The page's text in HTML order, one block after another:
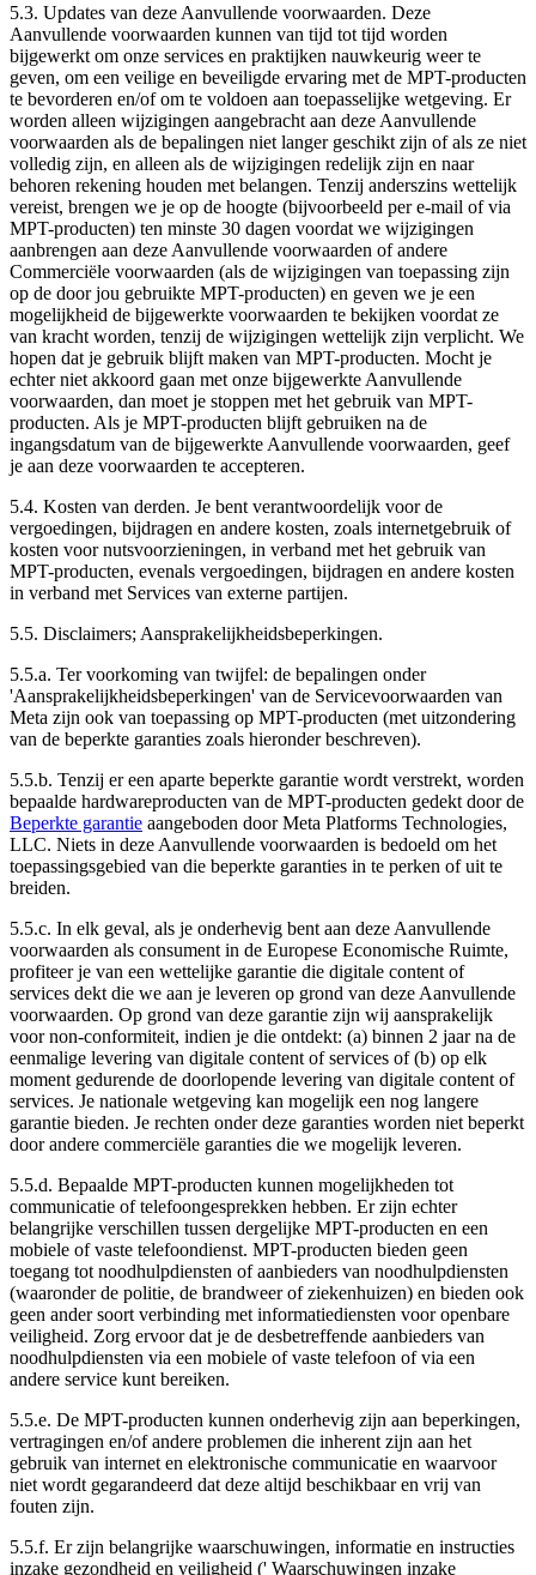
5.3. Updates van deze Aanvullende voorwaarden. Deze
Aanvullende voorwaarden kunnen van tijd tot tijd worden
bijgewerkt om onze services en praktijken nauwkeurig weer te
geven, om een veilige en beveiligde ervaring met de MPT-producten
te bevorderen en/of om te voldoen aan toepasselijke wetgeving. Er
worden alleen wijzigingen aangebracht aan deze Aanvullende
voorwaarden als de bepalingen niet langer geschikt zijn of als ze niet
volledig zijn, en alleen als de wijzigingen redelijk zijn en naar
behoren rekening houden met belangen. Tenzij anderszins wettelijk
vereist, brengen we je op de hoogte (bijvoorbeeld per e-mail of via
MPT-producten) ten minste 30 dagen voordat we wijzigingen
aanbrengen aan deze Aanvullende voorwaarden of andere
Commerciële voorwaarden (als de wijzigingen van toepassing zijn
op de door jou gebruikte MPT-producten) en geven we je een
mogelijkheid de bijgewerkte voorwaarden te bekijken voordat ze
van kracht worden, tenzij de wijzigingen wettelijk zijn verplicht. We
hopen dat je gebruik blijft maken van MPT-producten. Mocht je
echter niet akkoord gaan met onze bijgewerkte Aanvullende
voorwaarden, dan moet je stoppen met het gebruik van MPT-
producten. Als je MPT-producten blijft gebruiken na de
ingangsdatum van de bijgewerkte Aanvullende voorwaarden, geef
je aan deze voorwaarden te accepteren.
5.4. Kosten van derden. Je bent verantwoordelijk voor de
vergoedingen, bijdragen en andere kosten, zoals internetgebruik of
kosten voor nutsvoorzieningen, in verband met het gebruik van
MPT-producten, evenals vergoedingen, bijdragen en andere kosten
in verband met Services van externe partijen.
5.5. Disclaimers; Aansprakelijkheidsbeperkingen.
5.5.a. Ter voorkoming van twijfel: de bepalingen onder
'Aansprakelijkheidsbeperkingen' van de Servicevoorwaarden van
Meta zijn ook van toepassing op MPT-producten (met uitzondering
van de beperkte garanties zoals hieronder beschreven).
5.5.b. Tenzij er een aparte beperkte garantie wordt verstrekt, worden
bepaalde hardwareproducten van de MPT-producten gedekt door de
Beperkte garantie aangeboden door Meta Platforms Technologies,
LLC. Niets in deze Aanvullende voorwaarden is bedoeld om het
toepassingsgebied van die beperkte garanties in te perken of uit te
breiden.
5.5.c. In elk geval, als je onderhevig bent aan deze Aanvullende
voorwaarden als consument in de Europese Economische Ruimte,
profiteer je van een wettelijke garantie die digitale content of
services dekt die we aan je leveren op grond van deze Aanvullende
voorwaarden. Op grond van deze garantie zijn wij aansprakelijk
voor non-conformiteit, indien je die ontdekt: (a) binnen 2 jaar na de
eenmalige levering van digitale content of services of (b) op elk
moment gedurende de doorlopende levering van digitale content of
services. Je nationale wetgeving kan mogelijk een nog langere
garantie bieden. Je rechten onder deze garanties worden niet beperkt
door andere commerciële garanties die we mogelijk leveren.
5.5.d. Bepaalde MPT-producten kunnen mogelijkheden tot
communicatie of telefoongesprekken hebben. Er zijn echter
belangrijke verschillen tussen dergelijke MPT-producten en een
mobiele of vaste telefoondienst. MPT-producten bieden geen
toegang tot noodhulpdiensten of aanbieders van noodhulpdiensten
(waaronder de politie, de brandweer of ziekenhuizen) en bieden ook
geen ander soort verbinding met informatiediensten voor openbare
veiligheid. Zorg ervoor dat je de desbetreffende aanbieders van
noodhulpdiensten via een mobiele of vaste telefoon of via een
andere service kunt bereiken.
5.5.e. De MPT-producten kunnen onderhevig zijn aan beperkingen,
vertragingen en/of andere problemen die inherent zijn aan het
gebruik van internet en elektronische communicatie en waarvoor
niet wordt gegarandeerd dat deze altijd beschikbaar en vrij van
fouten zijn.
5.5.f. Er zijn belangrijke waarschuwingen, informatie en instructies
inzake gezondheid en veiligheid (' Waarschuwingen inzake